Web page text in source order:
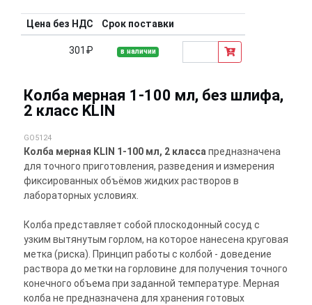
Цена без НДС Срок поставки
301₽ в наличии
Колба мерная 1-100 мл, без шлифа,
2 класс KLIN
GO5124
Колба мерная KLIN 1-100 мл, 2 классапредназначена
для точного приготовления, разведения и измерения
фиксированных объёмов жидких растворов в
лабораторных условиях.
Колба представляет собой плоскодонный сосуд с
узким вытянутым горлом, на которое нанесена круговая
метка (риска). Принцип работы с колбой - доведение
раствора до метки на горловине для получения точного
конечного объема при заданной температуре. Мерная
колба не предназначена для хранения готовых